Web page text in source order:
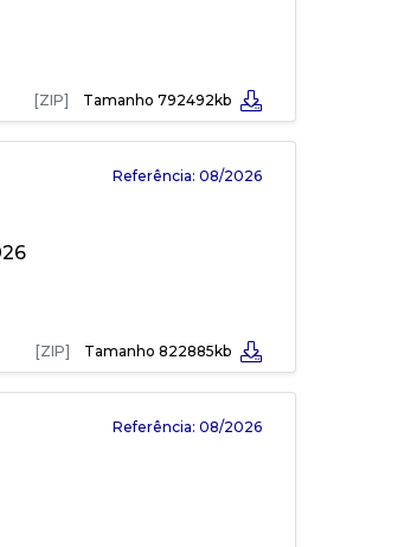
[ZIP] Tamanho 792492kb
Referência: 08/2026
[ZIP] Tamanho 822885kb
Referência: 08/2026